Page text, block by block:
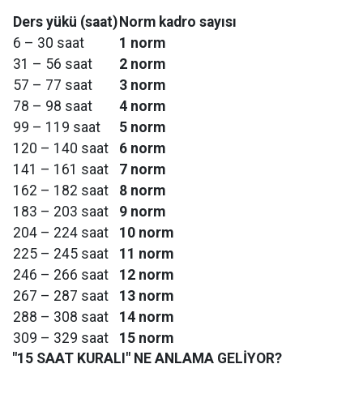
Ders yükü (saat) Norm kadro sayısı
6 – 30 saat
1 norm
31 – 56 saat
2 norm
57 – 77 saat
3 norm
78 – 98 saat
4 norm
99 – 119 saat
5 norm
120 – 140 saat
6 norm
141 – 161 saat
7 norm
162 – 182 saat
8 norm
183 – 203 saat
9 norm
204 – 224 saat
10 norm
225 – 245 saat
11 norm
246 – 266 saat
12 norm
267 – 287 saat
13 norm
288 – 308 saat
14 norm
309 – 329 saat
15 norm
"15 SAAT KURALI" NE ANLAMA GELİYOR?